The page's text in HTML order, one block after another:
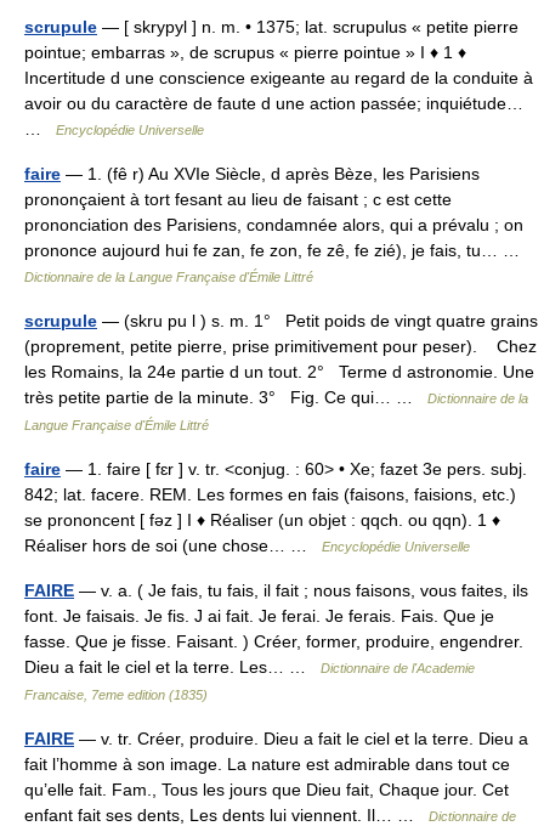
scrupule — [ skrypyl ] n. m. • 1375; lat. scrupulus « petite pierre
pointue; embarras », de scrupus « pierre pointue » I ♦ 1 ♦
Incertitude d une conscience exigeante au regard de la conduite à
avoir ou du caractère de faute d une action passée; inquiétude…
Encyclopédie Universelle
faire — 1. (fê r) Au XVIe Siècle, d après Bèze, les Parisiens
prononçaient à tort fesant au lieu de faisant ; c est cette
prononciation des Parisiens, condamnée alors, qui a prévalu ; on
prononce aujourd hui fe zan, fe zon, fe zê, fe zié), je fais, tu… …
Dictionnaire de la Langue Française d'Émile Littré
scrupule — (skru pu l ) s. m. 1° Petit poids de vingt quatre grains
(proprement, petite pierre, prise primitivement pour peser). Chez
les Romains, la 24e partie d un tout. 2° Terme d astronomie. Une
très petite partie de la minute. 3° Fig. Ce qui… …
Dictionnaire de la
Langue Française d'Émile Littré
faire — 1. faire [ fɛr ] v. tr. <conjug. : 60> • Xe; fazet 3e pers. subj.
842; lat. facere. REM. Les formes en fais (faisons, faisions, etc.)
se prononcent [ fəz ] I ♦ Réaliser (un objet : qqch. ou qqn). 1 ♦
Réaliser hors de soi (une chose… …
Encyclopédie Universelle
FAIRE — v. a. ( Je fais, tu fais, il fait ; nous faisons, vous faites, ils
font. Je faisais. Je fis. J ai fait. Je ferai. Je ferais. Fais. Que je
fasse. Que je fisse. Faisant. ) Créer, former, produire, engendrer.
Dieu a fait le ciel et la terre. Les… …
Dictionnaire de l'Academie
Francaise, 7eme edition (1835)
FAIRE — v. tr. Créer, produire. Dieu a fait le ciel et la terre. Dieu a
fait l’homme à son image. La nature est admirable dans tout ce
qu’elle fait. Fam., Tous les jours que Dieu fait, Chaque jour. Cet
enfant fait ses dents, Les dents lui viennent. Il… …
Dictionnaire de